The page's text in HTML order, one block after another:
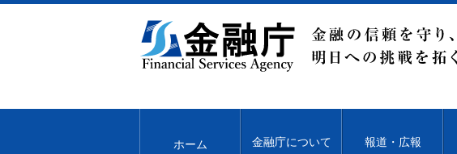
文
移
ホーム 金融庁について 報道・広報